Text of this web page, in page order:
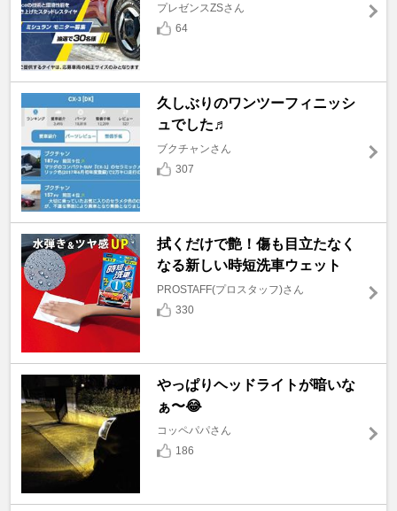
プレゼンスZSさん
64
久しぶりのワンツーフィニッシ
ュでした♬
ブクチャンさん
307
拭くだけで艶！傷も目立たなく
なる新しい時短洗車ウェット
PROSTAFF(プロスタッフ)さん
330
やっぱりヘッドライトが暗いな
ぁ〜😂
コッペパパさん
186